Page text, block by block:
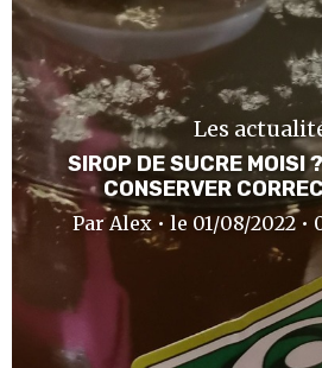
Les
SIROP DE SUCRE MOISI
CONSERVER
Par Alex • le 01/08/2022